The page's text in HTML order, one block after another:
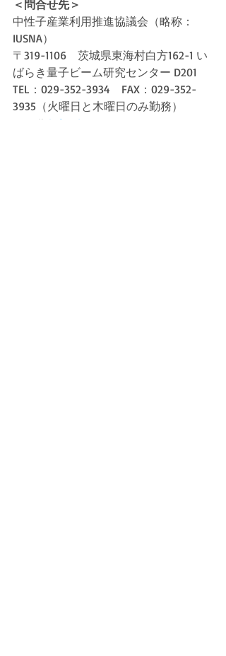
＜問合せ先＞
中性子産業利用推進協議会（略称：
IUSNA）
〒319-1106　茨城県東海村白方162-1 い
ばらき量子ビーム研究センター D201
TEL：029-352-3934　FAX：029-352-
3935（火曜日と木曜日のみ勤務）
E-mail: info@j-neutron.com